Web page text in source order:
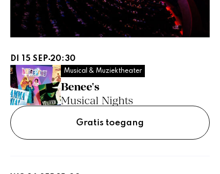
Benee's
Musical Nights
Musical & Muziektheater
Gratis toegang
DI 15 SEP 20:30